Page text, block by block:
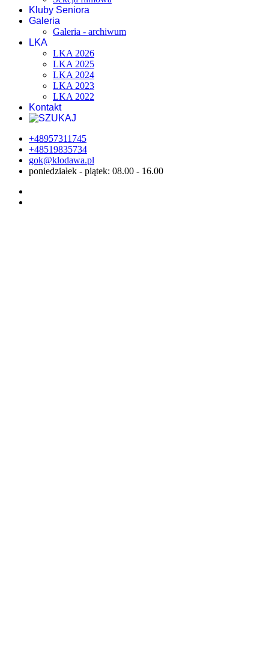
Kluby Seniora
Galeria
Galeria - archiwum
LKA
LKA 2026
LKA 2025
LKA 2024
LKA 2023
LKA 2022
Kontakt
+48957311745
+48519835734
gok@klodawa.pl
poniedziałek - piątek: 08.00 - 16.00